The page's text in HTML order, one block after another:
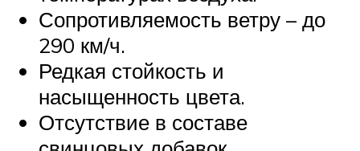
Сопротивляемость ветру – до
290 км/ч.
Редкая стойкость и
насыщенность цвета.
Отсутствие в составе